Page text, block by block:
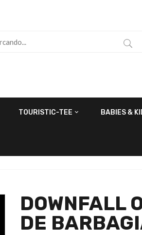
TOURISTIC-TEE BABIES &
DOWNFALL
DE